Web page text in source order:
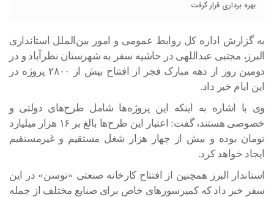
بهره برداری قرار گرفت.
به گزارش اداره کل روابط عمومی و امور بین‌الملل استانداری
البرز، مجتبی عبداللهی در حاشیه سفر به شهرستان نظرآباد و در
دومین روز از دهه مبارک فجر از افتتاح بیش از ۲۸۰۰ پروژه در
این ایام خبر داد.
وی با اشاره به اینکه این پروژه‌ها شامل طرح‌های دولتی و
خصوصی هستند، گفت: اعتبار این طرح‌ها بالغ بر ۱۶ هزار میلیارد
تومان بوده و بیش از چهار هزار شغل مستقیم و غیرمستقیم
ایجاد خواهد کرد.
استاندار البرز همچنین از افتتاح کارخانه صنعتی «توسن» در این
سفر خبر داد که کمپرسورهای خاص برای صنایع مختلف از جمله